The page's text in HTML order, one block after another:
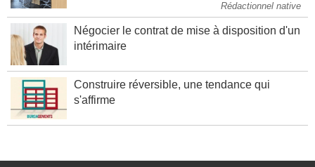
Rédactionnel native
Négocier le contrat de mise à disposition d'un
intérimaire
Construire réversible, une tendance qui
s'affirme